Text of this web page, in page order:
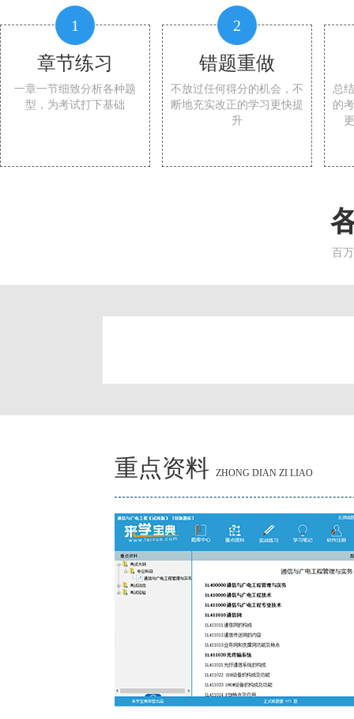
1
章节练习
一章一节细致分析各种题
型，为考试打下基础
2
错题重做
不放过任何得分的机会，不
断地充实改正的学习更快提
升
总
的
百
重点资料 ZHONG DIAN ZI LIAO